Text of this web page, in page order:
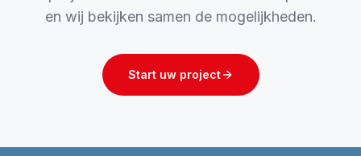
en wij bekijken samen de mogelijkheden.
Start uw project